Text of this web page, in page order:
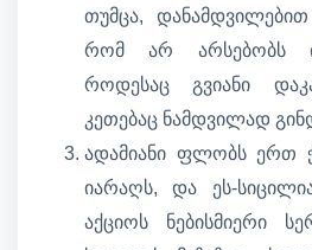
თუმცა,
რომ არ არსებობს
როდესაც გვიანი
კეთებაც ნამდვილად
ადამიანი ფლობს ერთ
იარაღს, და ეს-
აქციოს ნებისმიერი